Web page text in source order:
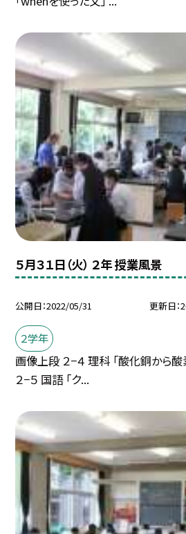
５月３１日（火） ２年 授業風景
公開日 2022/05/31 更新日
２学年
画像上段 ２−４ 理科 「酸化銅から
２−５ 国語 「ク...